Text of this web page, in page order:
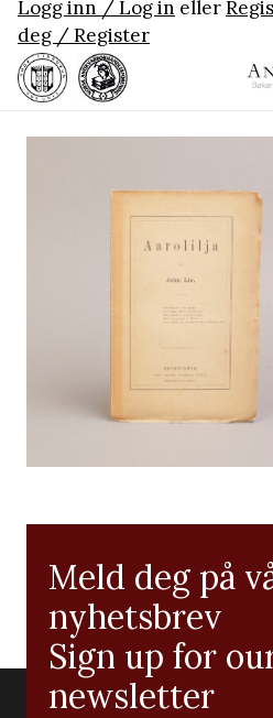
Logg inn / Log in eller
deg / Register
Meld deg på
nyhetsbrev
Sign up for
newsletter